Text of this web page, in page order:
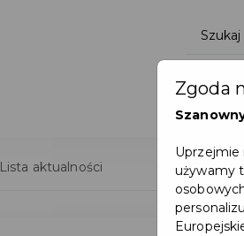
Lista aktualności
Zgoda
używamy